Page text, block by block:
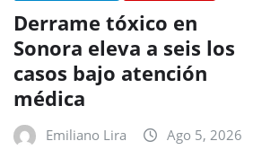
Derrame tóxico en
Sonora eleva a seis los
casos bajo atención
médica
Emiliano Lira Ago 5, 2026